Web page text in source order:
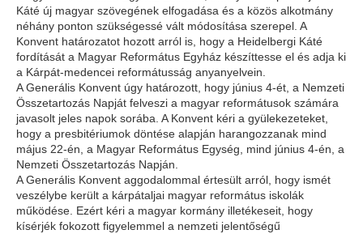
Káté új magyar szövegének elfogadása és a közös alkotmány
néhány ponton szükségessé vált módosítása szerepel. A
Konvent határozatot hozott arról is, hogy a Heidelbergi Káté
fordítását a Magyar Református Egyház készíttesse el és adja ki
a Kárpát-medencei reformátusság anyanyelvein.
A Generális Konvent úgy határozott, hogy június 4-ét, a Nemzeti
Összetartozás Napját felveszi a magyar reformátusok számára
javasolt jeles napok sorába. A Konvent kéri a gyülekezeteket,
hogy a presbitériumok döntése alapján harangozzanak mind
május 22-én, a Magyar Református Egység, mind június 4-én, a
Nemzeti Összetartozás Napján.
A Generális Konvent aggodalommal értesült arról, hogy ismét
veszélybe került a kárpátaljai magyar református iskolák
működése. Ezért kéri a magyar kormány illetékeseit, hogy
kísérjék fokozott figyelemmel a nemzeti jelentőségű